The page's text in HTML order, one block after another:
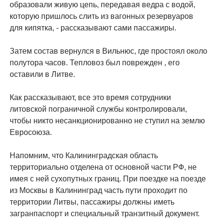
образовали живую цепь, передавая ведра с водой,
которую пришлось слить из вагонных резервуаров
для кипятка, - рассказывают сами пассажиры.
Затем состав вернулся в Вильнюс, где простоял около
полутора часов. Тепловоз был поврежден , его
оставили в Литве.
Как рассказывают, все это время сотрудники
литовской пограничной службы контролировали,
чтобы никто несанкционированно не ступил на землю
Евросоюза.
Напомним, что Калининградская область
территориально отделена от основной части РФ, не
имея с ней сухопутных границ. При поездке на поезде
из Москвы в Калининград часть пути проходит по
территории Литвы, пассажиры должны иметь
загранпаспорт и специальный транзитный документ.